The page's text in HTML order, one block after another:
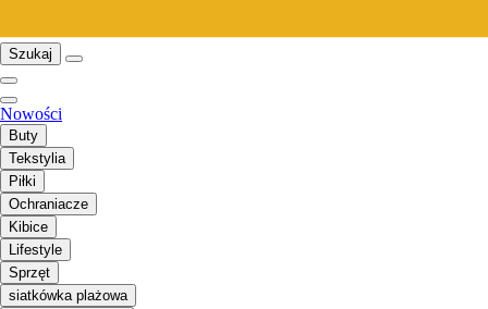
Szukaj
Nowości
Buty
Tekstylia
Piłki
Ochraniacze
Kibice
Lifestyle
Sprzęt
siatkówka plażowa